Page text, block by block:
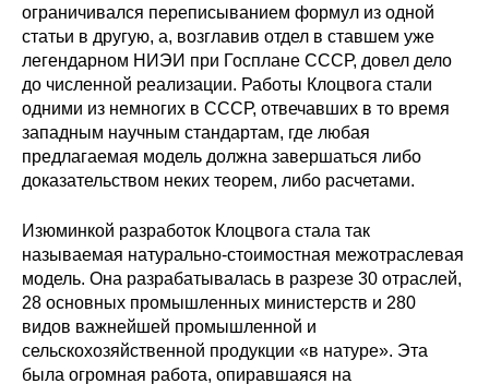
О журнале
Выпуски
Редакционная этика
Информация для авторов
Общие требования
Стандарты оформления
Семинары
ограничивался переписыванием формул из одной
статьи в другую, а, возглавив отдел в ставшем уже
легендарном НИЭИ при Госплане СССР, довел дело
до численной реализации. Работы Клоцвога стали
одними из немногих в СССР, отвечавших в то время
западным научным стандартам, где любая
предлагаемая модель должна завершаться либо
доказательством неких теорем, либо расчетами.
Изюминкой разработок Клоцвога стала так
называемая натурально-стоимостная межотраслевая
модель. Она разрабатывалась в разрезе 30 отраслей,
28 основных промышленных министерств и 280
видов важнейшей промышленной и
сельскохозяйственной продукции «в натуре». Эта
была огромная работа, опиравшаяся на